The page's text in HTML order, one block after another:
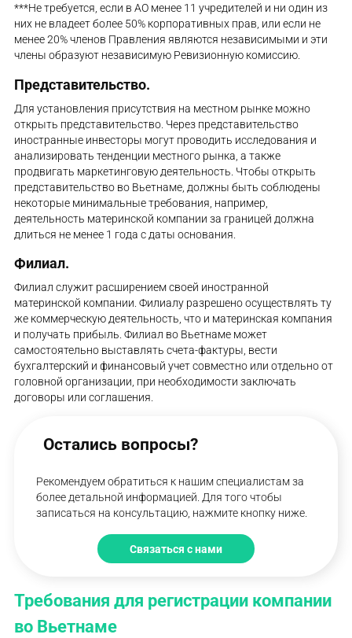
***Не требуется, если в АО менее 11 учредителей и ни один из
них не владеет более 50% корпоративных прав, или если не
менее 20% членов Правления являются независимыми и эти
члены образуют независимую Ревизионную комиссию.
Представительство.
Для установления присутствия на местном рынке можно
открыть представительство. Через представительство
иностранные инвесторы могут проводить исследования и
анализировать тенденции местного рынка, а также
продвигать маркетинговую деятельность. Чтобы открыть
представительство во Вьетнаме, должны быть соблюдены
некоторые минимальные требования, например,
деятельность материнской компании за границей должна
длиться не менее 1 года с даты основания.
Филиал.
Филиал служит расширением своей иностранной
материнской компании. Филиалу разрешено осуществлять ту
же коммерческую деятельность, что и материнская компания
и получать прибыль. Филиал во Вьетнаме может
самостоятельно выставлять счета-фактуры, вести
бухгалтерский и финансовый учет совместно или отдельно от
головной организации, при необходимости заключать
договоры или соглашения.
Остались вопросы?
Рекомендуем обратиться к нашим специалистам за
более детальной информацией. Для того чтобы
записаться на консультацию, нажмите кнопку ниже.
Связаться с нами
Требования для регистрации компании
во Вьетнаме